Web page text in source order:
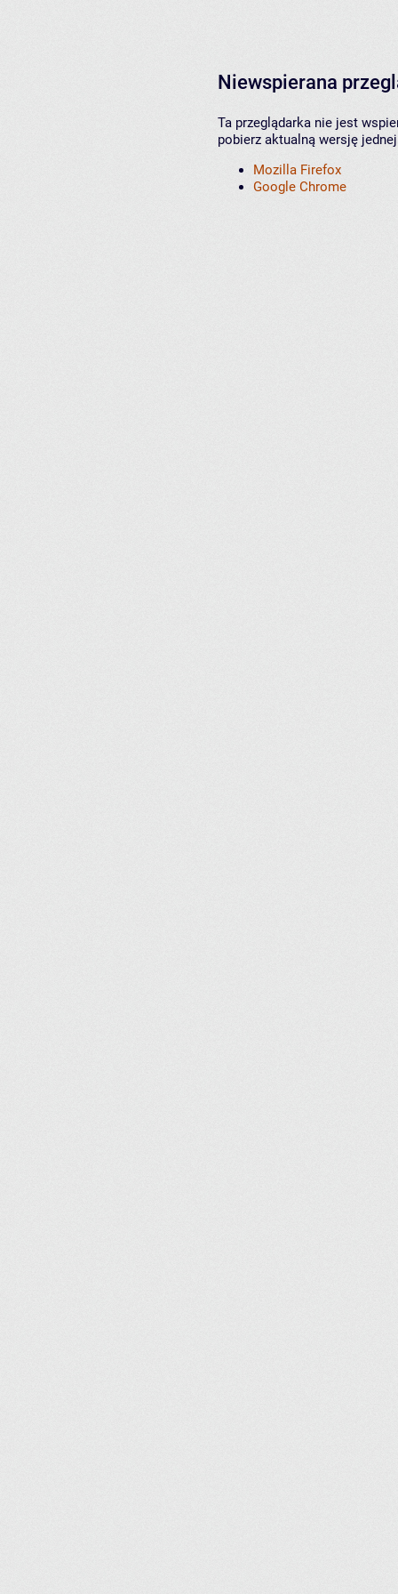
Niewspierana
Ta przeglądarka nie jest
pobierz aktualną wersję
Mozilla Firefox
Google Chrome